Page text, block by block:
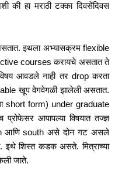
की हा मराठी टक्का दिवसेंदिवस
इथला अभ्यासक्रम flexible
courses करायचे असतात ते
आवडले नाही तर drop करता
खूप वेगवेगळी झालेली असतात.
short form) under graduate
आपापल्या विषयात तज्ज्ञ
आणि south असे दोन गट असले
इथे शिस्त कडक असते. मित्राच्या
जाते.